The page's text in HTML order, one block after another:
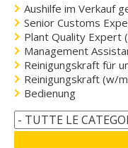
Aushilfe im Verkauf
Senior Customs
Plant Quality Expert
Management
Reinigungskraft für
Reinigungskraft (w/
Bedienung